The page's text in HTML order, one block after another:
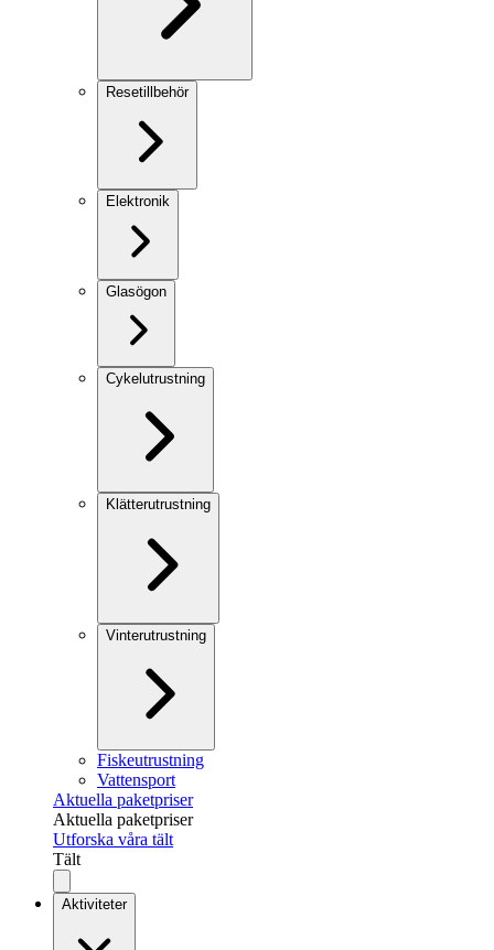
Resetillbehör
Elektronik
Glasögon
Cykelutrustning
Klätterutrustning
Vinterutrustning
Fiskeutrustning
Vattensport
Aktuella paketpriser
Aktuella paketpriser
Utforska våra tält
Tält
Aktiviteter